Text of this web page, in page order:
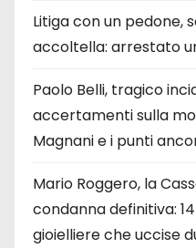
Litiga con un pedone,
accoltella: arrestato
Paolo Belli, tragico
accertamenti sulla
Magnani e i punti
Mario Roggero, la
condanna definitiva:
gioielliere che uccise